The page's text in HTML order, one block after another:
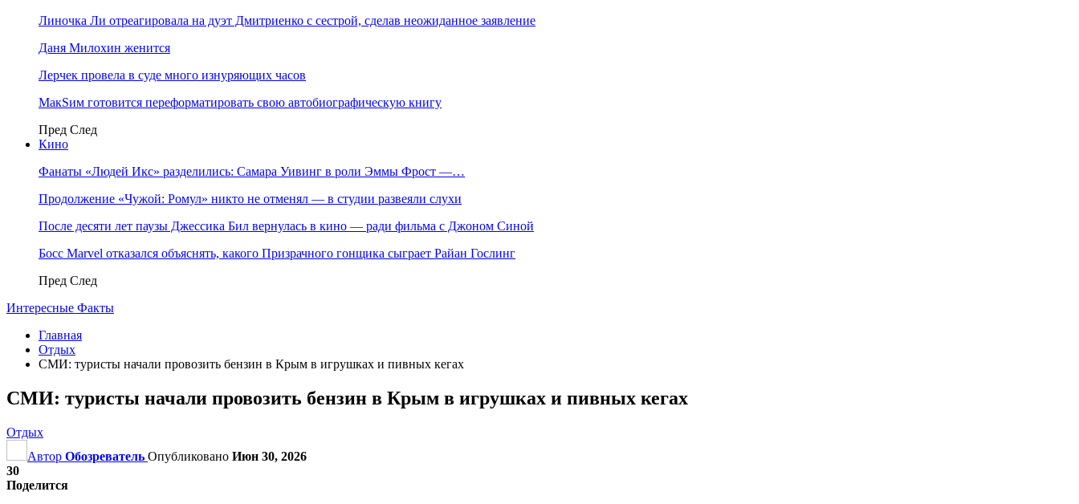
Линочка Ли отреагировала на дуэт Дмитриенко с сестрой, сделав неожиданное заявление
Даня Милохин женится
Лерчек провела в суде много изнуряющих часов
МакSим готовится переформатировать свою автобиографическую книгу
Пред След
Кино
Фанаты «Людей Икс» разделились: Самара Уивинг в роли Эммы Фрост —…
Продолжение «Чужой: Ромул» никто не отменял — в студии развеяли слухи
После десяти лет паузы Джессика Бил вернулась в кино — ради фильма с Джоном Синой
Босс Marvel отказался объяснять, какого Призрачного гонщика сыграет Райан Гослинг
Пред След
Интересные Факты
Главная
Отдых
СМИ: туристы начали провозить бензин в Крым в игрушках и пивных кегах
СМИ: туристы начали провозить бензин в Крым в игрушках и пивных кегах
Отдых
Автор Обозреватель Опубликовано Июн 30, 2026
30
Поделится